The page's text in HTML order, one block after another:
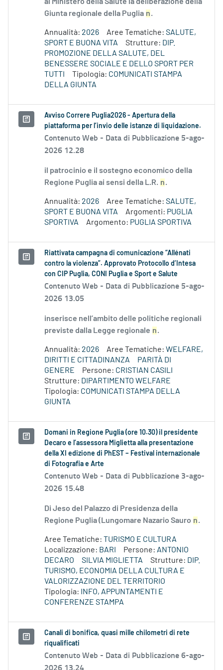
al Ministero della Salute la deliberazione della
Giunta regionale della Puglia n.
Annualità: 2026 Aree Tematiche: SALUTE,
SPORT E BUONA VITA
Strutture: DIP.
PROMOZIONE DELLA SALUTE, DEL
BENESSERE SOCIALE E DELLO SPORT PER
TUTTI
Tipologia: COMUNICATI STAMPA
DELLA GIUNTA
Avviso Correre Puglia2026 - Apertura della
piattaforma per l’invio delle istanze di liquidazione.
Contenuto Web - Data di Pubblicazione 5-ago-
2026 12.28
il patrocinio e il sostegno economico della
Regione Puglia ai sensi della L.R. n.
Annualità: 2026 Aree Tematiche: SALUTE,
SPORT E BUONA VITA
Argomenti: PUGLIA
SPORTIVA
Argomento: PUGLIA SPORTIVA
Riattivata campagna di comunicazione “Allénati
contro la violenza”. Approvato Protocollo d’Intesa
con CIP Puglia, CONI Puglia e Sport e Salute
Contenuto Web - Data di Pubblicazione 5-ago-
2026 13.05
inserisce nell’ambito delle politiche regionali
previste dalla Legge regionale n.
Annualità: 2026 Aree Tematiche: WELFARE,
DIRITTI E CITTADINANZA
PARITÀ DI
GENERE
Persone: CRISTIAN CASILI
Strutture: DIPARTIMENTO WELFARE
Tipologia: COMUNICATI STAMPA DELLA
GIUNTA
Domani in Regione Puglia (ore 10.30) il presidente
Decaro e l’assessora Miglietta alla presentazione
della XI edizione di PhEST – Festival internazionale
di Fotografia e Arte
Contenuto Web - Data di Pubblicazione 3-ago-
2026 15.48
Di Jeso del Palazzo di Presidenza della
Regione Puglia (Lungomare Nazario Sauro n.
Aree Tematiche: TURISMO E CULTURA
Localizzazione: BARI Persone: ANTONIO
DECARO
SILVIA MIGLIETTA Strutture: DIP.
TURISMO, ECONOMIA DELLA CULTURA E
VALORIZZAZIONE DEL TERRITORIO
Tipologia:
INFO, APPUNTAMENTI E
CONFERENZE STAMPA
Canali di bonifica, quasi mille chilometri di rete
riqualificati
Contenuto Web - Data di Pubblicazione 6-ago-
2026 13.24